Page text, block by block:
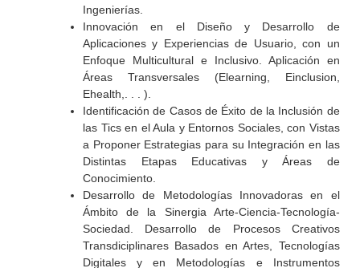
Ingenierías.
Innovación en el Diseño y Desarrollo de
Aplicaciones y Experiencias de Usuario, con un
Enfoque Multicultural e Inclusivo. Aplicación en
Áreas Transversales (Elearning, Einclusion,
Ehealth,. . . ).
Identificación de Casos de Éxito de la Inclusión de
las Tics en el Aula y Entornos Sociales, con Vistas
a Proponer Estrategias para su Integración en las
Distintas Etapas Educativas y Áreas de
Conocimiento.
Desarrollo de Metodologías Innovadoras en el
Ámbito de la Sinergia Arte-Ciencia-Tecnología-
Sociedad. Desarrollo de Procesos Creativos
Transdiciplinares Basados en Artes, Tecnologías
Digitales y en Metodologías e Instrumentos